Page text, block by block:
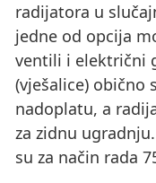
radijatora u
jedne od opcija
ventili i električni
(vješalice) obično
nadoplatu, a
za zidnu
su za način rada